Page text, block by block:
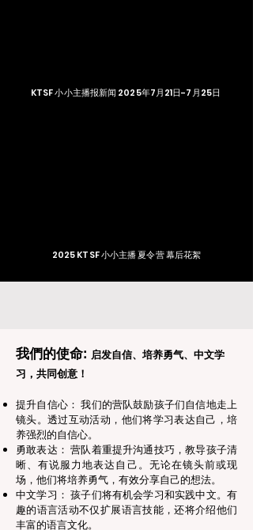
KTSF 小小主播报新闻 2025年7月21日-7月25日
2025 KTSF 小小主播 夏令营 幕后花絮
我們的使命: 启发自信、培养勇气、 中文学
习，共同创意！
提升自信心： 我们的营队鼓励孩子们自信地走上
镜头。透过互动活动，他们将学习表达自己，培
养强烈的自信心。
勇敢表达： 营队着重提升沟通技巧，教导孩子清
晰、有说服力地表达自己。无论在镜头前或现
场，他们将培养勇气，有效分享自己的想法。
中文学习： 孩子们将有机会学习和实践中文。有
趣的语言活动不仅扩展语言技能，还将介绍他们
丰富的语言文化。